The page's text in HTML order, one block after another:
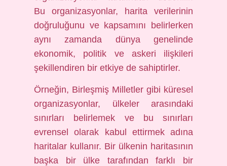
Bu organizasyonlar, harita verilerinin
doğruluğunu ve kapsamını belirlerken
aynı zamanda dünya genelinde
ekonomik, politik ve askeri ilişkileri
şekillendiren bir etkiye de sahiptirler.
Örneğin, Birleşmiş Milletler gibi küresel
organizasyonlar, ülkeler arasındaki
sınırları belirlemek ve bu sınırları
evrensel olarak kabul ettirmek adına
haritalar kullanır. Bir ülkenin haritasının
başka bir ülke tarafından farklı bir